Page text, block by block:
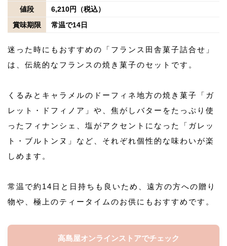
値段
6,210円（税込）
賞味期限
常温で14日
迷った時にもおすすめの「フランス田舎菓子詰合せ」
は、伝統的なフランスの焼き菓子のセットです。
くるみとキャラメルのドーフィネ地方の焼き菓子「ガ
レット・ドフィノア」や、焦がしバターをたっぷり使
ったフィナンシェ、塩がアクセントになった「ガレッ
ト・ブルトンヌ」など、それぞれ個性的な味わいが楽
しめます。
常温で約14日と日持ちも良いため、遠方の方への贈り
物や、極上のティータイムのお供にもおすすめです。
高島屋オンラインストアでチェック